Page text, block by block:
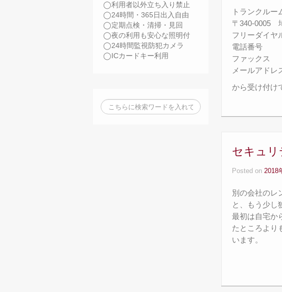
◯利用者以外立ち入り禁止
◯24時間・365日出入自由
◯定期点検・清掃・見回
◯夜の利用も安心な照明付
◯24時間監視防犯カメラ
◯ICカードキー利用
トランクル
〒340-0005
フリーダイヤ
電話番号
ファックス
メールアドレ
から受け付け
セキュリ
Posted on2018
別の会社のレ
と、もう少し
最初は自宅か
たところより
います。